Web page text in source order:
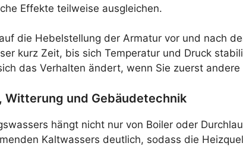
Effekte teilweise ausgleichen.
die Hebelstellung der Armatur vor und nach
kurz Zeit, bis sich Temperatur und Druck
das Verhalten ändert, wenn Sie zuerst
Witterung und Gebäudetechnik
hängt nicht nur von Boiler oder
Kaltwassers deutlich, sodass die